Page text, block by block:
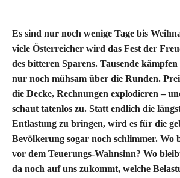
Es sind nur noch wenige Tage bis
viele Österreicher wird das Fest der
des bitteren Sparens. Tausende
nur noch mühsam über die Runden.
die Decke, Rechnungen explodieren –
schaut tatenlos zu. Statt endlich die
Entlastung zu bringen, wird es für die
Bevölkerung sogar noch schlimmer. Wo
vor dem Teuerungs-Wahnsinn? Wo
da noch auf uns zukommt, welche